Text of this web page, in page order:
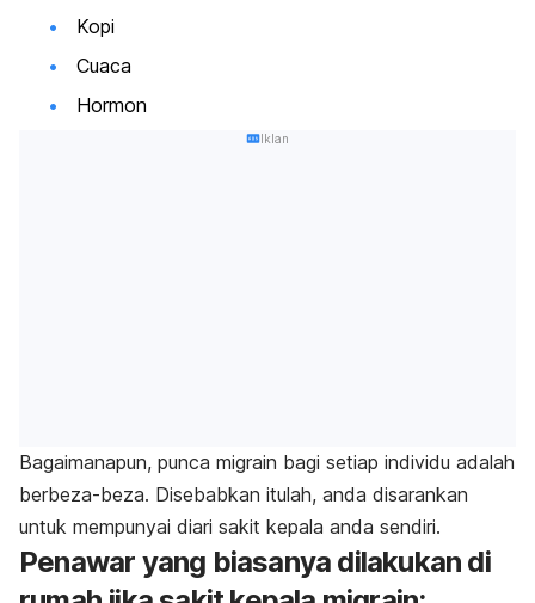
Kopi
Cuaca
Hormon
Iklan
Bagaimanapun, punca migrain bagi setiap individu adalah
berbeza-beza. Disebabkan itulah, anda disarankan
untuk mempunyai diari sakit kepala anda sendiri.
Penawar yang biasanya dilakukan di